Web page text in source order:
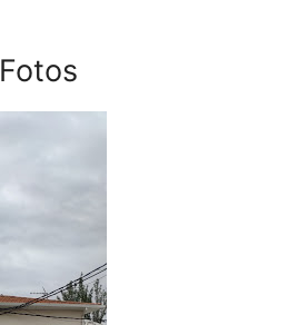
Fotos